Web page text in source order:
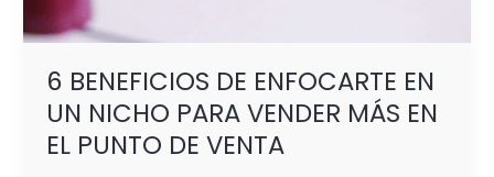
6 BENEFICIOS DE ENFOCARTE EN
UN NICHO PARA VENDER MÁS EN
EL PUNTO DE VENTA